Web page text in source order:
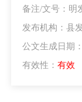
备注/文号：明
发布机构：县
公文生成日期
有效性： 有效